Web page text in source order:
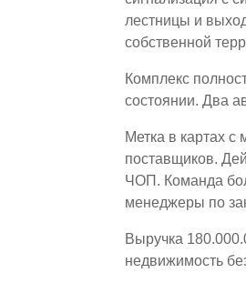
лестницы и
собственной
Комплекс
состоянии. Два
Метка в картах
поставщиков.
ЧОП. Команда
менеджеры по
Выручка
недвижимость